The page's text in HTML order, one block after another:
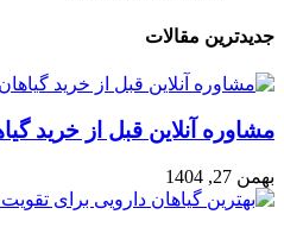
جدیدترین مقالات
مشاوره آنلاین قبل از خرید
بهمن 27, 1404